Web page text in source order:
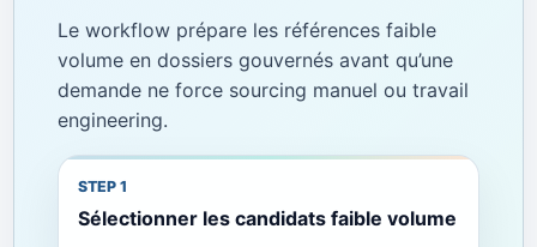
Le workflow prépare les références faible
volume en dossiers gouvernés avant qu’une
demande ne force sourcing manuel ou travail
engineering.
Sélectionner les candidats faible volume